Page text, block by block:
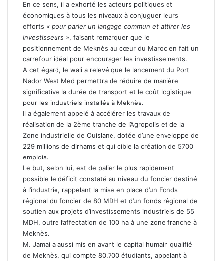
En ce sens, il a exhorté les acteurs politiques et
économiques à tous les niveaux à conjuguer leurs
efforts « pour parler un langage commun et attirer les
investisseurs », faisant remarquer que le
positionnement de Meknès au cœur du Maroc en fait un
carrefour idéal pour encourager les investissements.
A cet égard, le wali a relevé que le lancement du Port
Nador West Med permettra de réduire de manière
significative la durée de transport et le coût logistique
pour les industriels installés à Meknès.
Il a également appelé à accélérer les travaux de
réalisation de la 2ème tranche de l’Agropolis et de la
Zone industrielle de Ouislane, dotée d’une enveloppe de
229 millions de dirhams et qui cible la création de 5700
emplois.
Le but, selon lui, est de palier le plus rapidement
possible le déficit constaté au niveau du foncier destiné
à l’industrie, rappelant la mise en place d’un Fonds
régional du foncier de 80 MDH et d’un fonds régional de
soutien aux projets d’investissements industriels de 55
MDH, outre l’affectation de 100 ha à une zone franche à
Meknès.
M. Jamai a aussi mis en avant le capital humain qualifié
de Meknès, qui compte 80.700 étudiants, appelant à